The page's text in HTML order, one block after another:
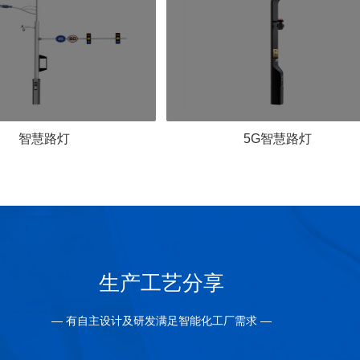
智慧路灯 5G智慧路灯
生产工艺分享
— 有自主设计及研发满足智能化工厂需求 —